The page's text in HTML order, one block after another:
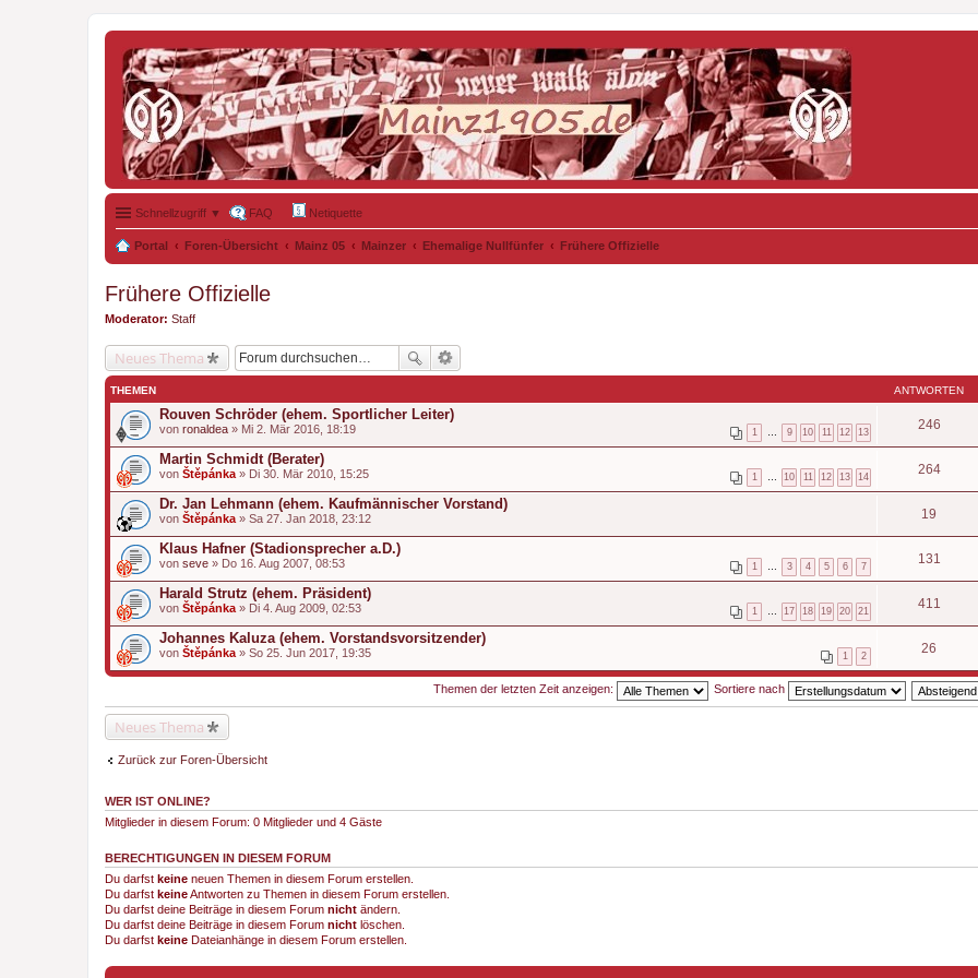
Schnellzugriff ▼ FAQ Netiquette
Portal Foren-Übersicht Mainz 05 Mainzer Ehemalige Nullfünfer Frühere Offizielle
Frühere Offizielle
Moderator: Staff
Neues Thema
THEMEN ANTWORTEN
Rouven Schröder (ehem. Sportlicher Leiter)
1 9 10 11 12 13
von ronaldea » Mi 2. Mär 2016, 18:19 246
Martin Schmidt (Berater)
1 10 11 12 13 14
von Štěpánka » Di 30. Mär 2010, 15:25 264
Dr. Jan Lehmann (ehem. Kaufmännischer Vorstand)
von Štěpánka » Sa 27. Jan 2018, 23:12 19
Klaus Hafner (Stadionsprecher a.D.)
1 3 4 5 6 7
von seve » Do 16. Aug 2007, 08:53 131
Harald Strutz (ehem. Präsident)
1 17 18 19 20 21
von Štěpánka » Di 4. Aug 2009, 02:53 411
Johannes Kaluza (ehem. Vorstandsvorsitzender)
1 2
von Štěpánka » So 25. Jun 2017, 19:35 26
Themen der letzten Zeit anzeigen: Sortiere nach
Neues Thema
Zurück zur Foren-Übersicht
WER IST ONLINE?
Mitglieder in diesem Forum: 0 Mitglieder und 4 Gäste
BERECHTIGUNGEN IN DIESEM FORUM
Du darfst keine neuen Themen in diesem Forum erstellen.
Du darfst keineAntworten zu Themen in diesem Forum erstellen.
Du darfst deine Beiträge in diesem Forum nicht ändern.
Du darfst deine Beiträge in diesem Forum nicht löschen.
Du darfst keine Dateianhänge in diesem Forum erstellen.